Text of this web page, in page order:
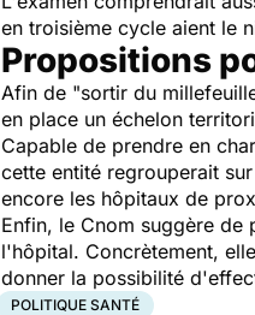
en troisième cycle aient le
Propositions
Afin de "sortir du
en place un échelon
Capable de prendre en
cette entité regrouperait
encore les hôpitaux de
Enfin, le Cnom suggère
l'hôpital. Concrètement,
donner la possibilité
POLITIQUE SANTÉ